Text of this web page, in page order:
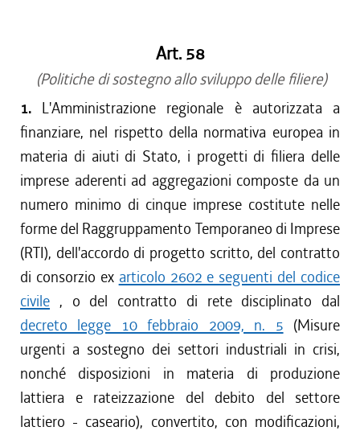
dal 15/12/2016 al 31/12/2016
dal 13/08/2016 al 14/12/2016
dal 13/04/2016 al 12/08/2016
dal 01/01/2016 al 12/04/2016
dal 13/11/2015 al 31/12/2015
dal 01/10/2015 al 12/11/2015
dal 11/08/2015 al 30/09/2015
dal 23/07/2015 al 10/08/2015
dal 26/02/2015 al 22/07/2015
Art. 58
(Politiche di sostegno allo sviluppo delle filiere)
1. L'Amministrazione regionale è autorizzata a
finanziare, nel rispetto della normativa europea in
materia di aiuti di Stato, i progetti di filiera delle
imprese aderenti ad aggregazioni composte da un
numero minimo di cinque imprese costitute nelle
forme del Raggruppamento Temporaneo di Imprese
(RTI), dell'accordo di progetto scritto, del contratto
di consorzio ex articolo 2602 e seguenti del codice
civile , o del contratto di rete disciplinato dal
decreto legge 10 febbraio 2009, n. 5 (Misure
urgenti a sostegno dei settori industriali in crisi,
nonché disposizioni in materia di produzione
lattiera e rateizzazione del debito del settore
lattiero - caseario), convertito, con modificazioni,